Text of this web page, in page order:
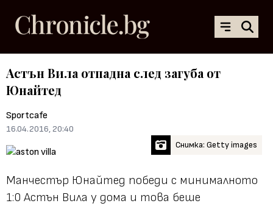
Астън Вила отпадна след загуба от
Юнайтед
Sportcafe
16.04.2016, 20:40
Снимка: Getty images
Манчестър Юнайтед победи с минималното
1:0 Астън Вила у дома и това беше